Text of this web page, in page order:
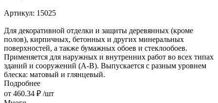
Артикул: 15025
Для декоративной отделки и защиты деревянных (кроме
полов), кирпичных, бетонных и других минеральных
поверхностей, а также бумажных обоев и стеклообоев.
Применяется для наружных и внутренних работ во всех типах
зданий и сооружений (А-В). Выпускается с разным уровнем
блеска: матовый и глянцевый.
Подробнее
от 460.34 ₽ /шт